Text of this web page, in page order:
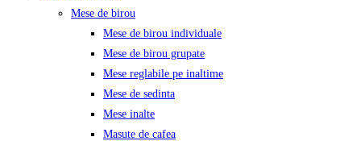
Mese de birou
Mese de birou individuale
Mese de birou grupate
Mese reglabile pe inaltime
Mese de sedinta
Mese inalte
Masute de cafea